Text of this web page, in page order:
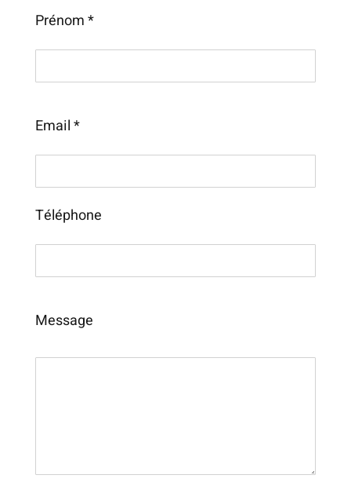
Prénom *
Email *
Téléphone
Message